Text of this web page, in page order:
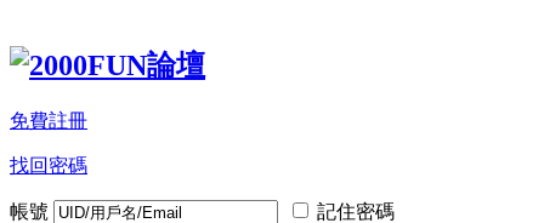
免費註冊
找回密碼
帳號 記住密碼